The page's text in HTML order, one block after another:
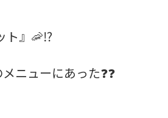
ト』🦐⁉️
ニューにあった❓❓